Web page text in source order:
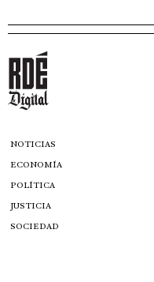
NOTICIAS
ECONOMÍA
POLÍTICA
JUSTICIA
SOCIEDAD